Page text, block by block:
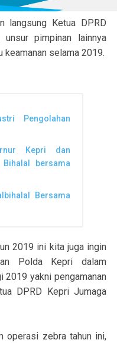
langsung Ketua DPRD
pimpinan lainnya
selama 2019.
Pengolahan
Kepri dan
bersama
Bersama
2019 ini kita juga ingin
Polda Kepri dalam
2019 yakni pengamanan
DPRD Kepri Jumaga
operasi zebra tahun ini,